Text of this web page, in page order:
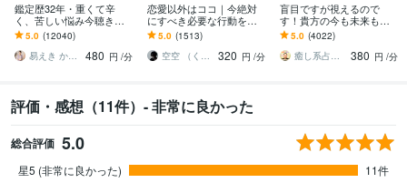
鑑定歴32年・重くて辛
く、苦しい悩み今聴きま
す 辛い想い霊視とタロッ
トで視ます（病は見れま
せん）
5.0 (12040)
易えき かれん
480 円 /分
恋愛以外はココ｜今絶対
にすべき必要な行動を伝
えます 【お試し5分鑑定O
K】シャーマニズムは心を
軽くする特効薬。
5.0 (1513)
空空 （くうくう）
320 円 /分
盲目ですが視えるので
す！貴方の今も未来もひ
らきます 眠っていた才能
と運の門を開き今も未来
も一番楽な流れへ整えま
5.0 (4022)
癒し系占い師 まるタロー
380 円 /分
評価・感想（11件）- 非常に良かった
総合評価 5.0
星5 (非常に良かった)
11件